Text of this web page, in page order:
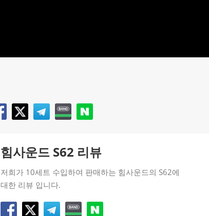
힘사운드 S62 리뷰
저희가 10세트 수입하여 판매하는 힘사운드의 S62에
대한 리뷰 입니다.